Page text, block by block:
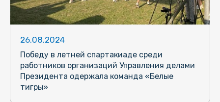
26.08.2024
Победу в летней спартакиаде среди
работников организаций Управления делами
Президента одержала команда «Белые
тигры»